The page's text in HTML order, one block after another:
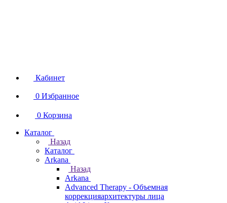
Кабинет
0 Избранное
0 Корзина
Каталог
Назад
Каталог
Arkana
Назад
Arkana
Advanced Therapy - Объемная
коррекцияархитектуры лица